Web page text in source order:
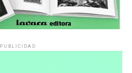
PUBLICIDAD